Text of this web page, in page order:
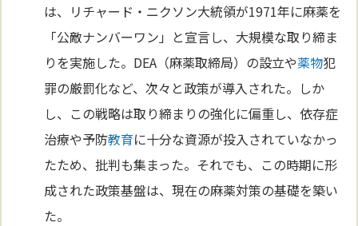
は、リチャード・ニクソン大統領が1971年に麻薬を
「公敵ナンバーワン」と宣言し、大規模な取り締ま
りを実施した。DEA（麻薬取締局）の設立や薬物犯
罪の厳罰化など、次々と政策が導入された。しか
し、この戦略は取り締まりの強化に偏重し、依存症
治療や予防教育に十分な資源が投入されていなかっ
たため、批判も集まった。それでも、この時期に形
成された政策基盤は、現在の麻薬対策の基礎を築い
た。